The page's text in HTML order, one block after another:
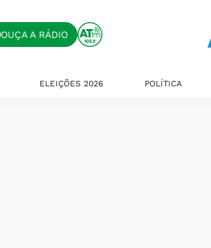
OUÇA A RÁDIO
ELEIÇÕES 2026 POLÍTICA